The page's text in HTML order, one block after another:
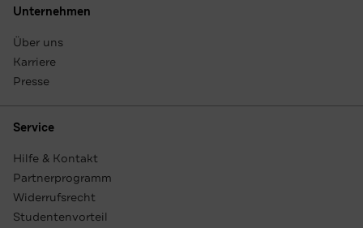
Unternehmen
Über uns
Karriere
Presse
Service
Hilfe & Kontakt
Partnerprogramm
Widerrufsrecht
Studentenvorteil